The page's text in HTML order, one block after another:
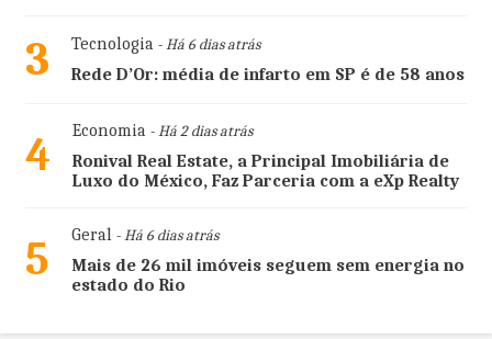
3 Tecnologia- Há 6 dias atrás
Rede D’Or: média de infarto em SP é de 58 anos
4 Economia- Há 2 dias atrás
Ronival Real Estate, a Principal Imobiliária de
Luxo do México, Faz Parceria com a eXp Realty
5 Geral- Há 6 dias atrás
Mais de 26 mil imóveis seguem sem energia no
estado do Rio